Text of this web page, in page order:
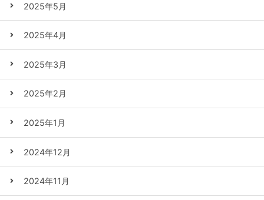
2025年5月
2025年4月
2025年3月
2025年2月
2025年1月
2024年12月
2024年11月